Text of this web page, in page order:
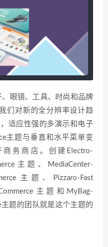
、眼镜、工具、时尚和品牌
们对新的全分辨率设计趋
适应性强的多演示和电子
主题与垂直和水平菜单变
务商店。创建Electro-
主题、MediaCenter-
主题、Pizzaro-Fast
主题和MyBag-
题的团队就是这个主题的